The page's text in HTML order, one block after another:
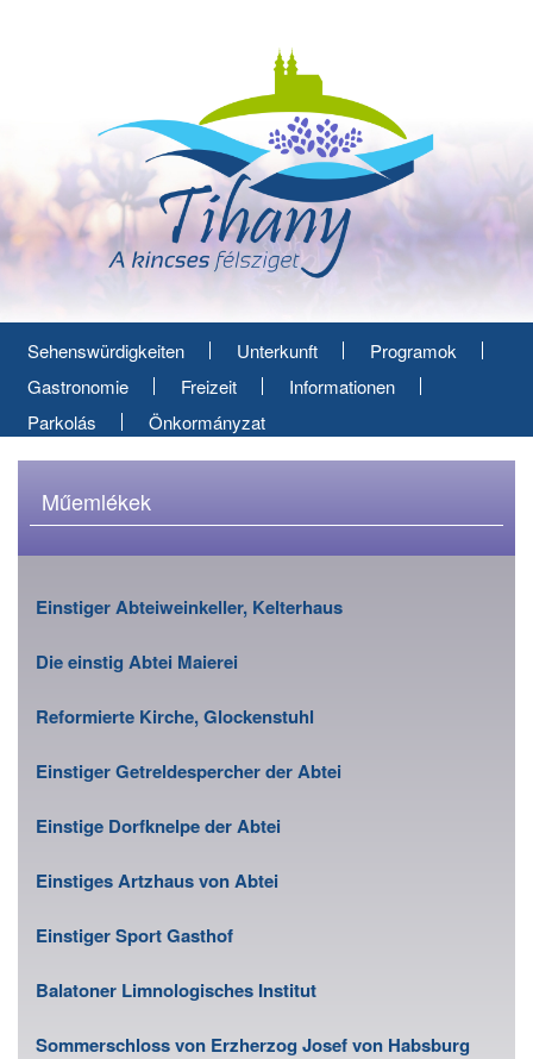
Sehenswürdigkeiten Unterkunft
Programok
Gastronomie
Freizeit
Informationen
Parkolás
Önkormányzat
Műemlékek
Einstiger Abteiweinkeller, Kelterhaus
Die einstig Abtei Maierei
Reformierte Kirche, Glockenstuhl
Einstiger Getreldespercher der Abtei
Einstige Dorfknelpe der Abtei
Einstiges Artzhaus von Abtei
Einstiger Sport Gasthof
Balatoner Limnologisches Institut
Sommerschloss von Erzherzog Josef von Habsburg